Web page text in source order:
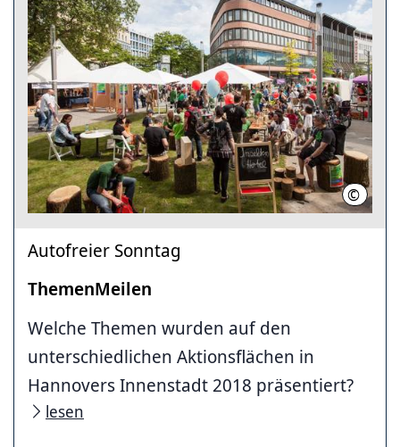
© Franz
Autofreier Sonntag
ThemenMeilen
Welche Themen wurden auf den
unterschiedlichen Aktionsflächen in
Hannovers Innenstadt 2018 präsentiert?
lesen